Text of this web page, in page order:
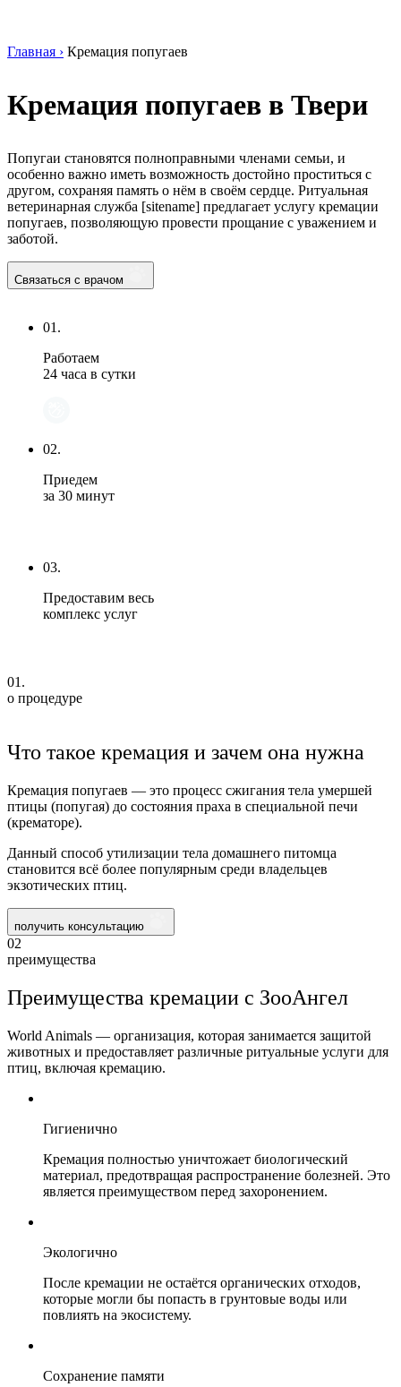
Главная › Кремация попугаев
Кремация попугаев в Твери
Попугаи становятся полноправными членами семьи, и
особенно важно иметь возможность достойно проститься с
другом, сохраняя память о нём в своём сердце. Ритуальная
ветеринарная служба [sitename] предлагает услугу кремации
попугаев, позволяющую провести прощание с уважением и
заботой.
Связаться с врачом
01.
Работаем
24 часа в сутки
02.
Приедем
за 30 минут
03.
Предоставим весь
комплекс услуг
01.
о процедуре
Что такое кремация и зачем она нужна
Кремация попугаев — это процесс сжигания тела умершей
птицы (попугая) до состояния праха в специальной печи
(крематоре).
Данный способ утилизации тела домашнего питомца
становится всё более популярным среди владельцев
экзотических птиц.
получить консультацию
02
преимущества
Преимущества кремации с ЗооАнгел
World Animals — организация, которая занимается защитой
животных и предоставляет различные ритуальные услуги для
птиц, включая кремацию.
Гигиенично
Кремация полностью уничтожает биологический
материал, предотвращая распространение болезней. Это
является преимуществом перед захоронением.
Экологично
После кремации не остаётся органических отходов,
которые могли бы попасть в грунтовые воды или
повлиять на экосистему.
Сохранение памяти